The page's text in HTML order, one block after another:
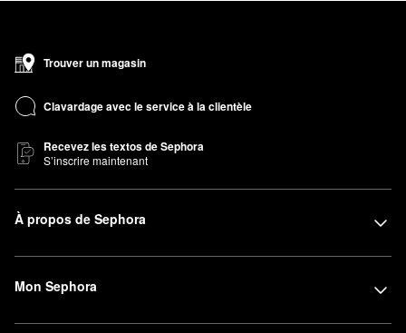
Trouver un magasin
Clavardage avec le service à la clientèle
Recevez les textos de Sephora
S’inscrire maintenant
À propos de Sephora
Mon Sephora